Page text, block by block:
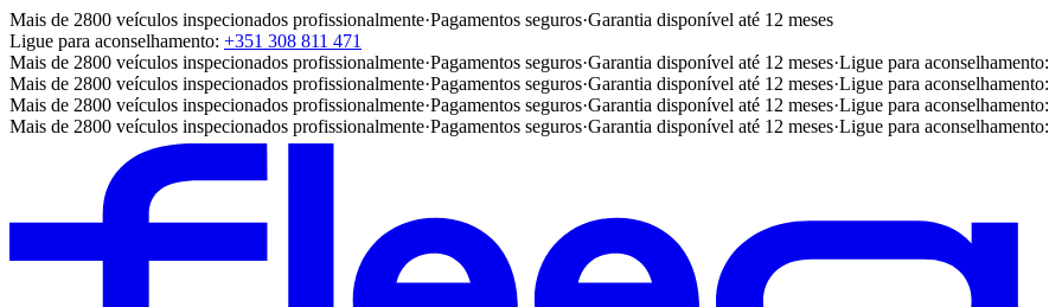
Mais de 2800 veículos inspecionados profissionalmente·Pagamentos seguros·Garantia disponível até 12 meses
Ligue para aconselhamento: +351 308 811 471
Mais de 2800 veículos inspecionados profissionalmente·Pagamentos seguros·Garantia disponível até 12 meses·Ligue para aconselhamento:
Mais de 2800 veículos inspecionados profissionalmente·Pagamentos seguros·Garantia disponível até 12 meses·Ligue para aconselhamento:
Mais de 2800 veículos inspecionados profissionalmente·Pagamentos seguros·Garantia disponível até 12 meses·Ligue para aconselhamento:
Mais de 2800 veículos inspecionados profissionalmente·Pagamentos seguros·Garantia disponível até 12 meses·Ligue para aconselhamento: